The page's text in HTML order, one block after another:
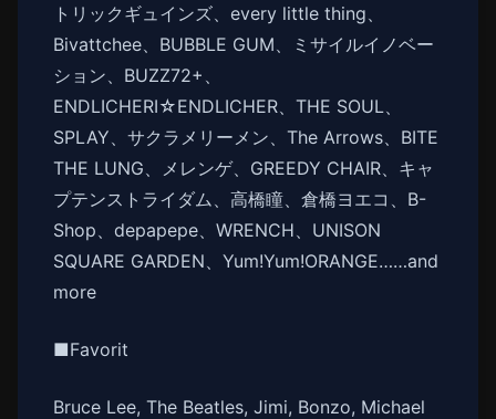
トリックギュインズ、every little thing、
Bivattchee、BUBBLE GUM、ミサイルイノベー
ション、BUZZ72+、
ENDLICHERI☆ENDLICHER、THE SOUL、
SPLAY、サクラメリーメン、The Arrows、BITE
THE LUNG、メレンゲ、GREEDY CHAIR、キャ
プテンストライダム、高橋瞳、倉橋ヨエコ、B-
Shop、depapepe、WRENCH、UNISON
SQUARE GARDEN、Yum!Yum!ORANGE……and
more
■Favorit
Bruce Lee, The Beatles, Jimi, Bonzo, Michael